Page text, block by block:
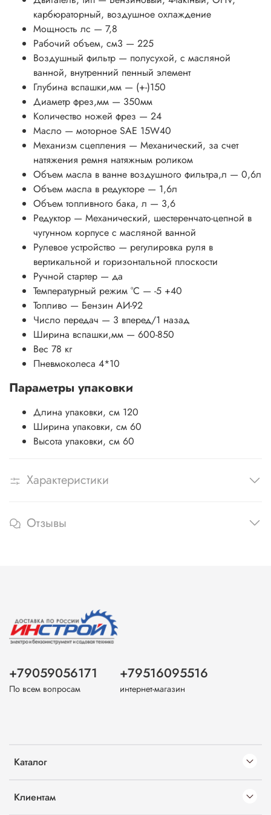
карбюраторный, воздушное охлаждение
Мощность лс — 7,8
Рабочий объем, см3 — 225
Воздушный фильтр — полусухой, с масляной
ванной, внутренний пенный элемент
Глубина вспашки,мм — (+-)150
Диаметр фрез,мм — 350мм
Количество ножей фрез — 24
Масло — моторное SAE 15W40
Механизм сцепления — Механический, за счет
натяжения ремня натяжным роликом
Объем масла в ванне воздушного фильтра,л — 0,6л
Объем масла в редукторе — 1,6л
Объем топливного бака, л — 3,6
Редуктор — Механический, шестеренчато-цепной в
чугунном корпусе с масляной ванной
Рулевое устройство — регулировка руля в
вертикальной и горизонтальной плоскости
Ручной стартер — да
Температурный режим °C — -5 +40
Топливо — Бензин АИ-92
Число передач — 3 вперед/1 назад
Ширина вспашки,мм — 600-850
Вес 78 кг
Пневмоколеса 4*10
Параметры упаковки
Длина упаковки, см 120
Ширина упаковки, см 60
Высота упаковки, см 60
Характеристики
Отзывы
Каталог
Клиентам
+79059056171
По всем вопросам
+79516095516
интернет-магазин